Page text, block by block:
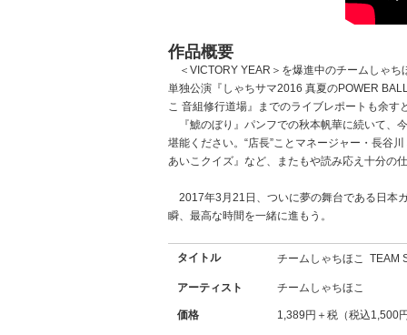
作品概要
＜VICTORY YEAR＞を爆進中のチームしゃち
単独公演『しゃちサマ2016 真夏のPOWER
こ 音組修行道場』までのライブレポートも余す
『鯱のぼり』パンフでの秋本帆華に続いて、
堪能ください。“店長”ことマネージャー・長谷
あいこクイズ』など、またもや読み応え十分の
2017年3月21日、ついに夢の舞台である日本
瞬、最高な時間を一緒に進もう。
タイトル チームしゃちほこ TEAM
アーティスト チームしゃちほこ
価格 1,389円＋税（税込1,500